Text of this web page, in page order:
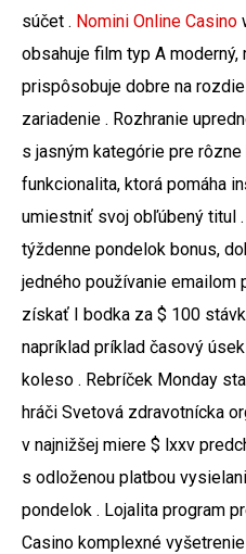
súčet . Nomini Online Casino
obsahuje film typ A
prispôsobuje dobre na
zariadenie . Rozhranie
s jasným kategórie pre
funkcionalita, ktorá pomáha
umiestniť svoj obľúbený titul
týždenne pondelok bonus,
jedného používanie emailom
získať I bodka za $ 100
napríklad príklad časový
koleso . Rebríček Monday
hráči Svetová zdravotnícka
v najnižšej miere $ lxxv
s odloženou platbou
pondelok . Lojalita program
Casino komplexné